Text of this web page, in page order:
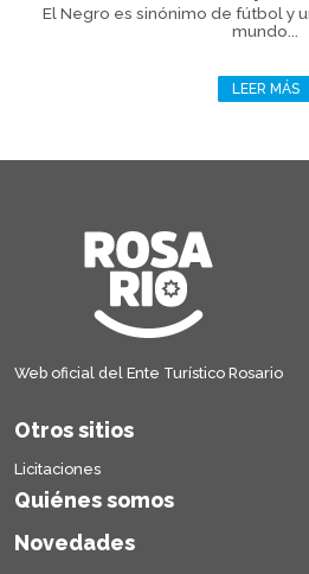
El Negro es sinónimo de fútbol y
mundo...
LEER MÁS
Web oficial del Ente Turístico Rosario
Otros sitios
Licitaciones
Quiénes somos
Novedades